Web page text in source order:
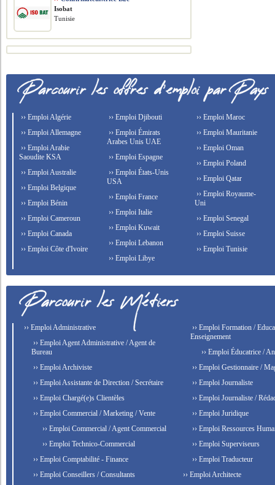
Isobat
Tunisie
›› Emploi Algérie
›› Emploi Allemagne
›› Emploi Arabie
Saoudite KSA
›› Emploi Australie
›› Emploi Belgique
›› Emploi Bénin
›› Emploi Cameroun
›› Emploi Canada
›› Emploi Côte d'Ivoire
›› Emploi Djibouti
›› Emploi Émirats
Arabes Unis UAE
›› Emploi Espagne
›› Emploi États-Unis
USA
›› Emploi France
›› Emploi Italie
›› Emploi Kuwait
›› Emploi Lebanon
›› Emploi Libye
›› Emploi Maroc
›› Emploi Mauritanie
›› Emploi Oman
›› Emploi Poland
›› Emploi Qatar
›› Emploi Royaume-
Uni
›› Emploi Senegal
›› Emploi Suisse
›› Emploi Tunisie
›› Emploi Administrative
›› Emploi Agent Administrative / Agent de
Bureau
›› Emploi Archiviste
›› Emploi Assistante de Direction / Secrétaire
›› Emploi Chargé(e)s Clientèles
›› Emploi Commercial / Marketing / Vente
›› Emploi Commercial / Agent Commercial
›› Emploi Technico-Commercial
›› Emploi Comptabilité - Finance
›› Emploi Conseillers / Consultants
›› Emploi Formation /
Enseignement
›› Emploi Éducatrice /
›› Emploi Gestionnaire /
›› Emploi Journaliste
›› Emploi Journaliste /
›› Emploi Juridique
›› Emploi Ressources
›› Emploi Superviseurs
›› Emploi Traducteur
›› Emploi Architecte